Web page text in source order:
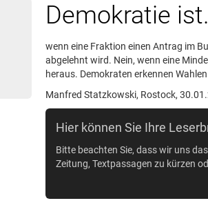
Demokratie
wenn eine Fraktion einen Antrag im
abgelehnt wird. Nein, wenn eine
heraus. Demokraten erkennen
Manfred Statzkowski, Rostock,
Hier können Sie Ihre
Bitte beachten Sie, dass wir uns
Zeitung, Textpassagen zu kürzen